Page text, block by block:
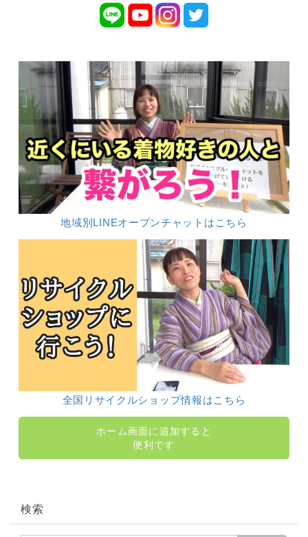
地域別LINEオープンチャットはこちら
全国リサイクルショップ情報はこちら
ホーム画面に追加すると
便利です
検索